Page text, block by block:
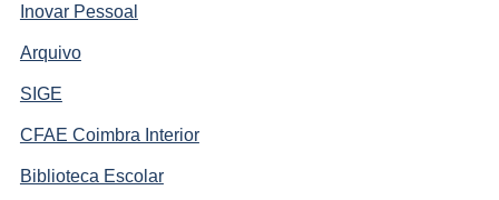
Inovar Pessoal
Arquivo
SIGE
CFAE Coimbra Interior
Biblioteca Escolar